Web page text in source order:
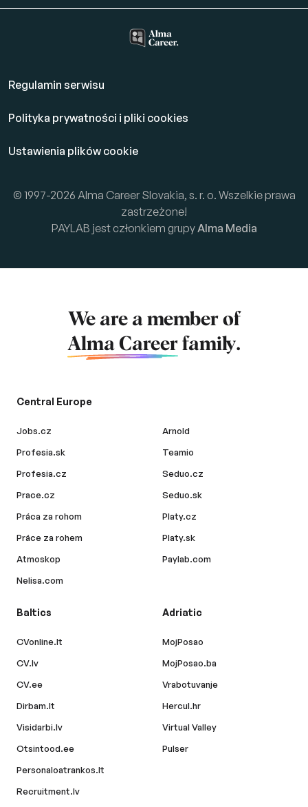
Regulamin serwisu
Polityka prywatności i pliki cookies
Ustawienia plików cookie
© 1997-2026 Alma Career Slovakia, s. r. o. Wszelkie prawa
zastrzeżone!
PAYLAB jest członkiem grupy Alma Media
We are a member of
Alma Career family.
Central Europe
Jobs.cz
Profesia.sk
Profesia.cz
Prace.cz
Práca za rohom
Práce za rohem
Atmoskop
Nelisa.com
Arnold
Teamio
Seduo.cz
Seduo.sk
Platy.cz
Platy.sk
Paylab.com
Baltics
CVonline.lt
CV.lv
CV.ee
Dirbam.lt
Visidarbi.lv
Otsintood.ee
Personaloatrankos.lt
Recruitment.lv
Adriatic
MojPosao
MojPosao.ba
Vrabotuvanje
Hercul.hr
Virtual Valley
Pulser